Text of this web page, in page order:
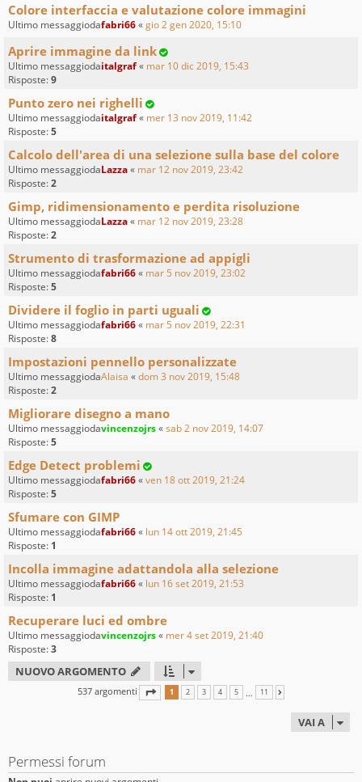
Colore interfaccia e valutazione colore immagini
Ultimo messaggiodafabri66«gio 2 gen 2020, 15:10
Aprire immagine da link
Ultimo messaggiodaitalgraf« mar 10 dic 2019, 15:43
Risposte:9
Punto zero nei righelli
Ultimo messaggiodaitalgraf« mer 13 nov 2019, 11:42
Risposte:5
Calcolo dell'area di una selezione sulla base del colore
Ultimo messaggiodaLazza« mar 12 nov 2019, 23:42
Risposte:2
Gimp, ridimensionamento e perdita risoluzione
Ultimo messaggiodaLazza« mar 12 nov 2019, 23:28
Risposte:2
Strumento di trasformazione ad appigli
Ultimo messaggiodafabri66« mar 5 nov 2019, 23:02
Risposte:5
Dividere il foglio in parti uguali
Ultimo messaggiodafabri66« mar 5 nov 2019, 22:31
Risposte:8
Impostazioni pennello personalizzate
Ultimo messaggiodaAlaisa «dom 3 nov 2019, 15:48
Risposte:2
Migliorare disegno a mano
Ultimo messaggiodavincenzojrs«sab 2 nov 2019, 14:07
Risposte:5
Edge Detect problemi
Ultimo messaggiodafabri66«ven 18 ott 2019, 21:24
Risposte:5
Sfumare con GIMP
Ultimo messaggiodafabri66« lun 14 ott 2019, 21:45
Risposte: 1
Incolla immagine adattandola alla selezione
Ultimo messaggiodafabri66« lun 16 set 2019, 21:53
Risposte: 1
Recuperare luci ed ombre
Ultimo messaggiodavincenzojrs« mer 4 set 2019, 21:40
Risposte:3
NUOVO ARGOMENTO
537 argomenti PAGINA 1DI 11
1 2 3 4 5 … 11
VAI A
Permessi forum